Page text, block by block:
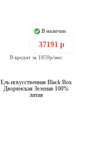
В наличии
37191 р
В кредит за 1859р/мес
Ель искусственная Black Box
Дворянская Зеленая 100%
литая